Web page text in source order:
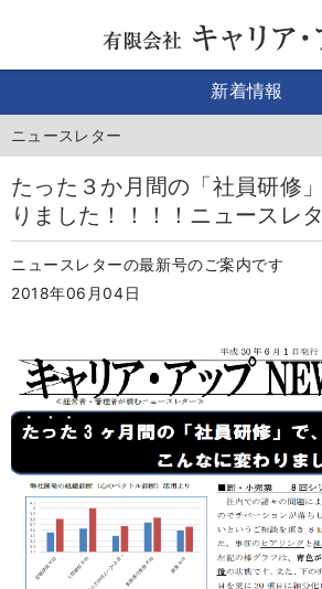
新着情報
ニュースレター
たった３か月間の「社員研修
りました！！！！ニュースレ
ニュースレターの最新号のご案内です
2018年06月04日